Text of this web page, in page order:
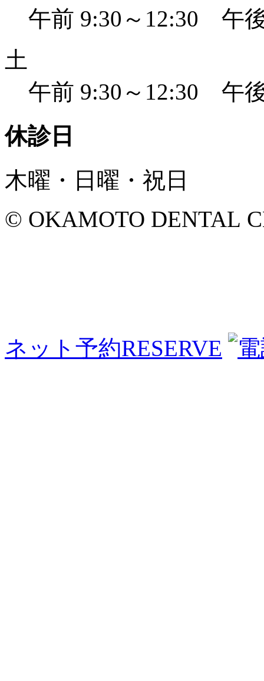
午前 9:30～12:30 午
土
午前 9:30～12:30 午
休診日
木曜・日曜・祝日
© OKAMOTO DENTAL
ネット予約RESERVE